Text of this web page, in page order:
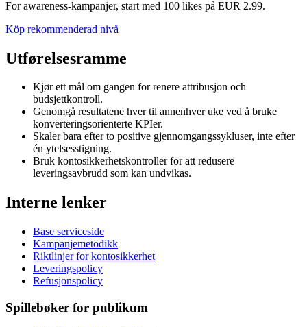
For awareness-kampanjer, start med 100 likes på EUR 2.99.
Köp rekommenderad nivå
Utførelsesramme
Kjør ett mål om gangen for renere attribusjon och
budsjettkontroll.
Genomgå resultatene hver til annenhver uke ved å bruke
konverteringsorienterte KPIer.
Skaler bara efter to positive gjennomgangssykluser, inte efter
én ytelsesstigning.
Bruk kontosikkerhetskontroller för att redusere
leveringsavbrudd som kan undvikas.
Interne lenker
Base serviceside
Kampanjemetodikk
Riktlinjer for kontosikkerhet
Leveringspolicy
Refusjonspolicy
Spillebøker for publikum